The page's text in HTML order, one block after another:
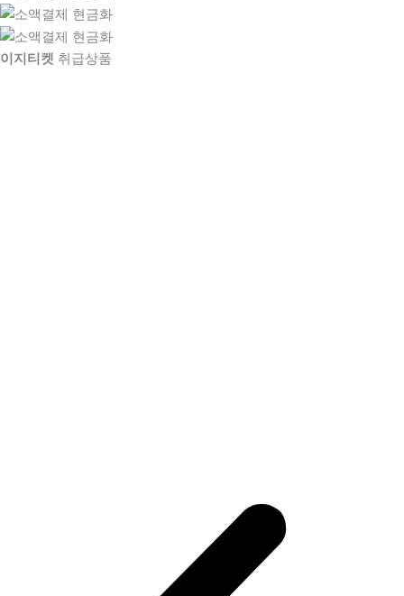
이지티켓 취급상품